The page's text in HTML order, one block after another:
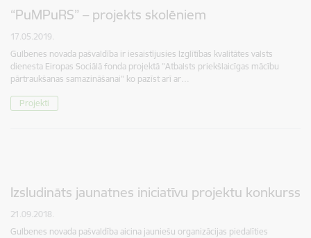
“PuMPuRS” – projekts skolēniem
17.05.2019.
Gulbenes novada pašvaldība ir iesaistījusies Izglītības kvalitātes valsts
dienesta Eiropas Sociālā fonda projektā "Atbalsts priekšlaicīgas mācību
pārtraukšanas samazināšanai" ko pazīst arī ar…
Projekti
Izsludināts jaunatnes iniciatīvu projektu konkurss
21.09.2018.
Gulbenes novada pašvaldība aicina jauniešu organizācijas piedalīties